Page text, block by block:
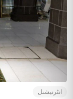
انٹرنیشنل